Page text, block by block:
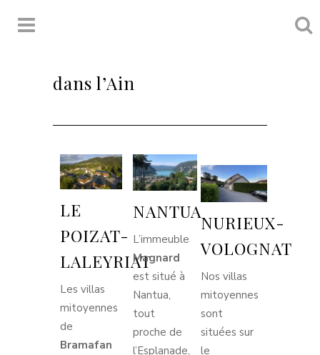
dans l’Ain
LE
POIZAT-
LALEYRIAT
Les villas
mitoyennes
de
Bramafan
NANTUA
L’immeuble
Magnard
est situé à
Nantua,
tout
proche de
l’Esplanade,
NURIEUX-
VOLOGNAT
Nos villas
mitoyennes
sont
situées sur
le